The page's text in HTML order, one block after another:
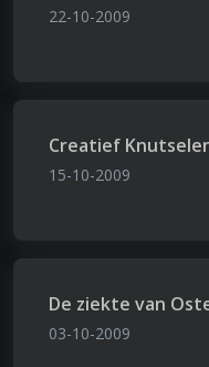
22-10-2009
Creatief
15-10-2009
De ziekte van
03-10-2009